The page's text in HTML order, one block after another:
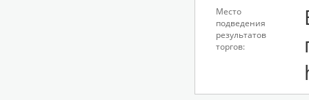
Место
подведения
результатов
торгов: